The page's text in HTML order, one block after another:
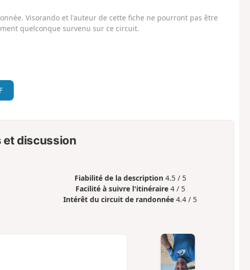
Visorando et l'auteur de cette fiche ne pourront pas être
quelconque survenu sur ce circuit.
et discussion
Fiabilité de la description 4.5 / 5
Facilité à suivre l'itinéraire 4 / 5
Intérêt du circuit de randonnée 4.4 / 5